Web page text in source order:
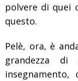
polvere di quei
questo.
Pelè, ora, è
grandezza